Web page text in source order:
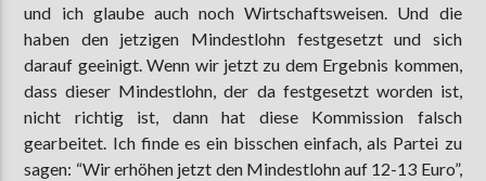
und ich glaube auch noch Wirtschaftsweisen. Und die
haben den jetzigen Mindestlohn festgesetzt und sich
darauf geeinigt. Wenn wir jetzt zu dem Ergebnis kommen,
dass dieser Mindestlohn, der da festgesetzt worden ist,
nicht richtig ist, dann hat diese Kommission falsch
gearbeitet. Ich finde es ein bisschen einfach, als Partei zu
sagen: “Wir erhöhen jetzt den Mindestlohn auf 12-13 Euro”,